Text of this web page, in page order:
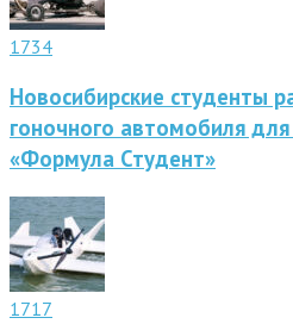
1734
Новосибирские студенты
гоночного автомобиля
«Формула Студент»
1717